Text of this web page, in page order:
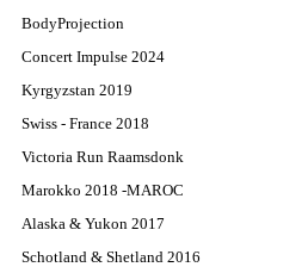
BodyProjection
Concert Impulse 2024
Kyrgyzstan 2019
Swiss - France 2018
Victoria Run Raamsdonk
Marokko 2018 -MAROC
Alaska & Yukon 2017
Schotland & Shetland 2016